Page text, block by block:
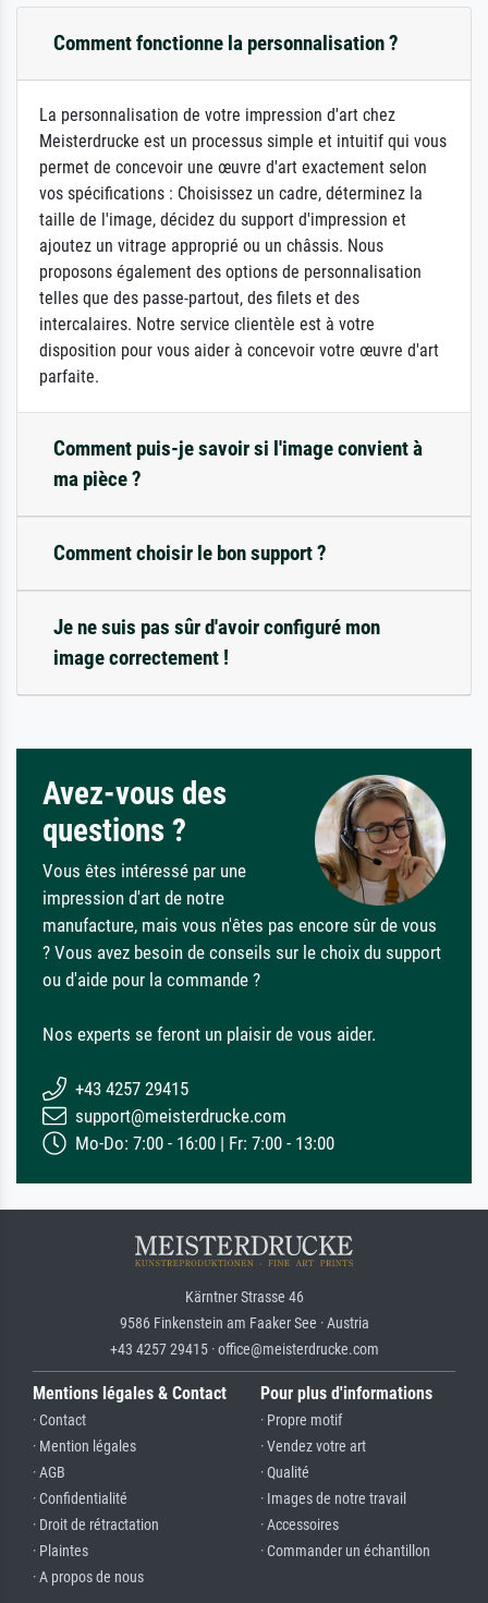
Comment fonctionne la personnalisation ?
La personnalisation de votre impression d'art chez
Meisterdrucke est un processus simple et intuitif qui vous
permet de concevoir une œuvre d'art exactement selon
vos spécifications : Choisissez un cadre, déterminez la
taille de l'image, décidez du support d'impression et
ajoutez un vitrage approprié ou un châssis. Nous
proposons également des options de personnalisation
telles que des passe-partout, des filets et des
intercalaires. Notre service clientèle est à votre
disposition pour vous aider à concevoir votre œuvre d'art
parfaite.
Comment puis-je savoir si l'image convient à
ma pièce ?
Comment choisir le bon support ?
Je ne suis pas sûr d'avoir configuré mon
image correctement !
Avez-vous des
questions ?
Vous êtes intéressé par une
impression d'art de notre
manufacture, mais vous n'êtes pas encore sûr de vous
? Vous avez besoin de conseils sur le choix du support
ou d'aide pour la commande ?
Nos experts se feront un plaisir de vous aider.
+43 4257 29415
support@meisterdrucke.com
Mo-Do: 7:00 - 16:00 | Fr: 7:00 - 13:00
Kärntner Strasse 46
9586 Finkenstein am Faaker See · Austria
+43 4257 29415 · office@meisterdrucke.com
Mentions légales & Contact
· Contact
· Mention légales
· AGB
· Confidentialité
· Droit de rétractation
· Plaintes
· A propos de nous
Pour plus d'informations
· Propre motif
· Vendez votre art
· Qualité
· Images de notre travail
· Accessoires
· Commander un échantillon